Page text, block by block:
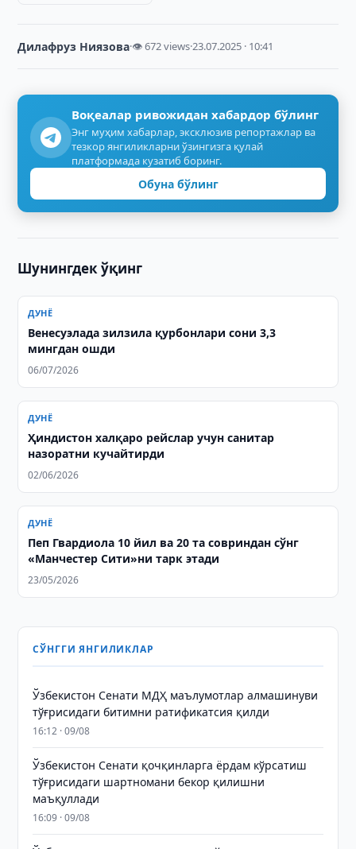
Дилафруз Ниязова·👁 672 views·23.07.2025 · 10:41
Воқеалар ривожидан хабардор бўлинг
Энг муҳим хабарлар, эксклюзив репортажлар ва
тезкор янгиликларни ўзингизга қулай
платформада кузатиб боринг.
Обуна бўлинг
Шунингдек ўқинг
ДУНЁ
Венесуэлада зилзила қурбонлари сони 3,3
мингдан ошди
06/07/2026
ДУНЁ
Ҳиндистон халқаро рейслар учун санитар
назоратни кучайтирди
02/06/2026
ДУНЁ
Пеп Гвардиола 10 йил ва 20 та совриндан сўнг
«Манчестер Сити»ни тарк этади
23/05/2026
СЎНГГИ ЯНГИЛИКЛАР
Ўзбекистон Сенати МДҲ маълумотлар алмашинуви
тўғрисидаги битимни ратификатсия қилди
16:12 · 09/08
Ўзбекистон Сенати қочқинларга ёрдам кўрсатиш
тўғрисидаги шартномани бекор қилишни
маъқуллади
16:09 · 09/08